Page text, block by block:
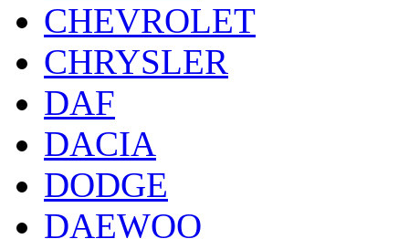
CHEVROLET
CHRYSLER
DAF
DACIA
DODGE
DAEWOO